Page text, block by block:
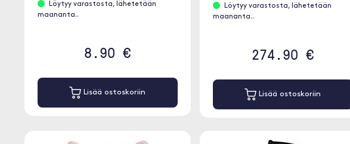
Löytyy varastosta, lähetetään
maananta..
8.90 €
Lisää ostoskoriin
Löytyy varastosta, lähetetään
maananta..
274.90 €
Lisää ostoskoriin